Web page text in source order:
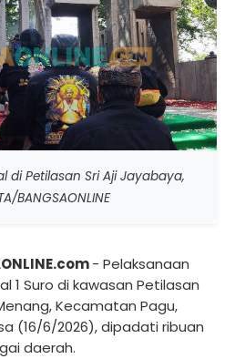
di Petilasan Sri Aji Jayabaya,
BANGSAONLINE
- Pelaksanaan
1 Suro di kawasan Petilasan
Kecamatan Pagu,
(16/6/2026), dipadati ribuan
daerah.